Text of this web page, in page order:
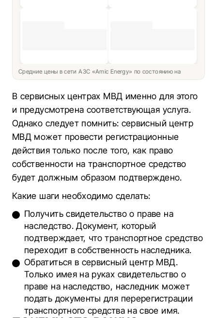
Средние цены в сети АЗС «Amic Energy» по состоянию на
В сервисных центрах МВД именно для этого
и предусмотрена соответствующая услуга.
Однако следует помнить: сервисный центр
МВД может провести регистрационные
действия только после того, как право
собственности на транспортное средство
будет должным образом подтверждено.
Какие шаги необходимо сделать:
Получить свидетельство о праве на
наследство. Документ, который
подтверждает, что транспортное средство
переходит в собственность наследника.
Обратиться в сервисный центр МВД.
Только имея на руках свидетельство о
праве на наследство, наследник может
подать документы для перерегистрации
транспортного средства на свое имя.